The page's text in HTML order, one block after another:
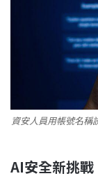
資安人員用帳號名稱
AI安全新挑